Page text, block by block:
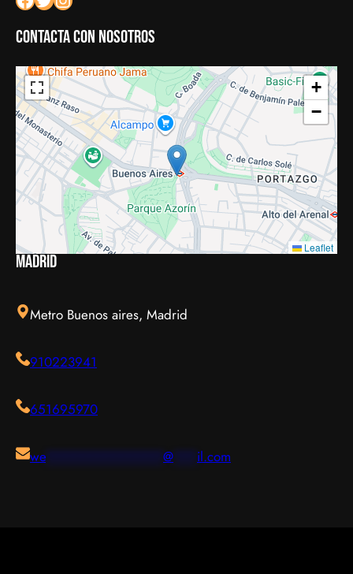
Contacta con nosotros
+
−
Leaflet
Madrid
Metro Buenos aires, Madrid
910223941
651695970
we*************** @ il.com